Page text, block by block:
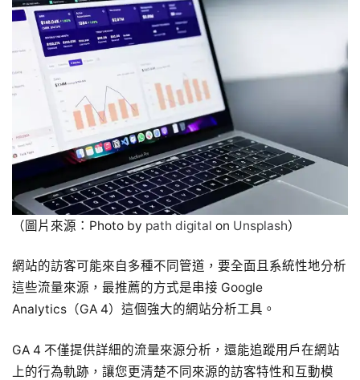
（圖片來源：Photo by path digital on Unsplash）
網站的訪客可能來自多種不同管道，要全面且系統性地分析
這些流量來源，最推薦的方式是串接 Google
Analytics（GA 4）這個強大的網站分析工具。
GA 4 不僅提供詳細的流量來源分析，還能追蹤用戶在網站
上的行為軌跡，讓您更清楚不同來源的訪客特性和互動模